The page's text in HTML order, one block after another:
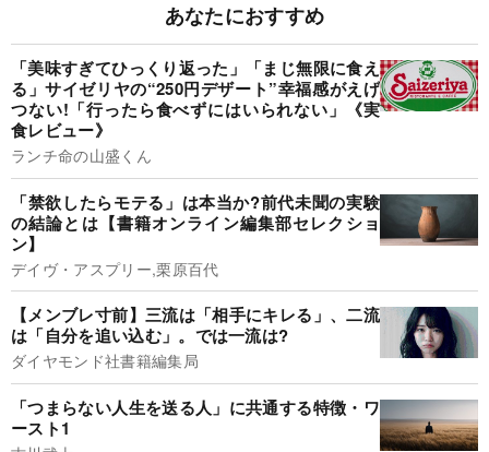
あなたにおすすめ
「美味すぎてひっくり返った」「まじ無限に食え
る」サイゼリヤの“250円デザート”幸福感がえげ
つない!「行ったら食べずにはいられない」《実
食レビュー》
ランチ命の山盛くん
「禁欲したらモテる」は本当か?前代未聞の実験
の結論とは【書籍オンライン編集部セレクショ
ン】
デイヴ・アスプリー,栗原百代
【メンブレ寸前】三流は「相手にキレる」、二流
は「自分を追い込む」。では一流は?
ダイヤモンド社書籍編集局
「つまらない人生を送る人」に共通する特徴・ワ
ースト1